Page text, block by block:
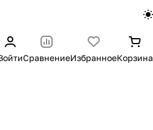
СравнениеИзбранноеКорзина